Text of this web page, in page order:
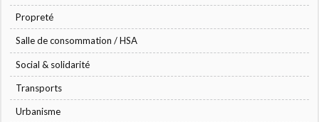
Propreté
Salle de consommation / HSA
Social & solidarité
Transports
Urbanisme